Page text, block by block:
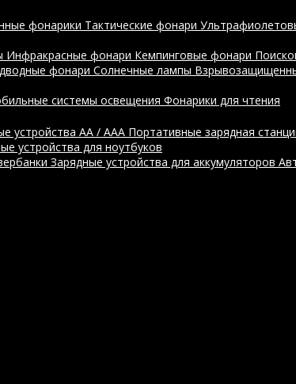
фонарики Тактические фонари
Инфракрасные фонари Кемпинговые фонари
фонари Солнечные лампы
системы освещения Фонарики для чтения
устройства AA / AAA Портативные зарядная
устройства для ноутбуков
Зарядные устройства для аккумуляторов